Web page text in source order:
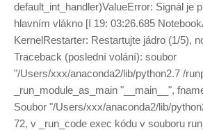
default_int_handler)ValueError: Signál je
hlavním vlákno [I 19: 03:26.685
KernelRestarter: Restartujte jádro (1/5),
Traceback (poslední volání): soubor
"/Users/xxx/anaconda2/lib/python2.7 /
_run_module_as_main "__main__",
Soubor "/Users/xxx/anaconda2/lib/
72, v _run_code exec kódu v souboru